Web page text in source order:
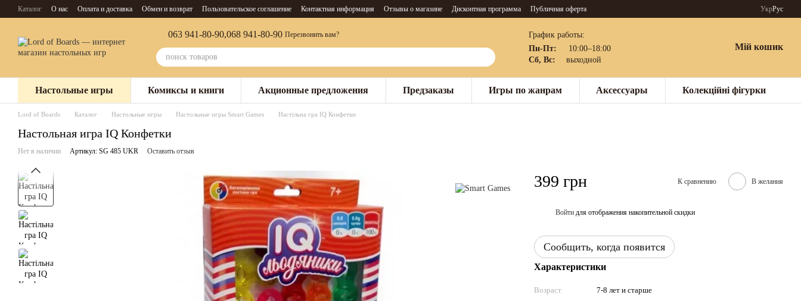
Перейти к основному контенту
Каталог О нас Оплата и доставка Обмен и возврат Пользовательское соглашение Контактная информация Отзывы о магазине Дисконтная программа Публичная оферта УкрРус
063 941-80-90,068 941-80-90 Перезвонить вам?
График работы:
Пн-Пт:
10:00–18:00
Сб, Вс:
выходной
Мій кошик
Настольные игры Комиксы и книги Акционные предложения Предзаказы Игры по жанрам Аксессуары Колекційні фігурки
Lord of Boards Каталог Настольные игры Настольные игры Smart Games Настільна гра IQ Конфетки
Настольная игра IQ Конфетки
Нет в наличии Артикул: SG 485 UKR Оставить отзыв
399 грн К сравнению В желания
Войти для отображения накопительной скидки
Сообщить, когда появится
Характеристики
Возраст
7-8 лет и старше